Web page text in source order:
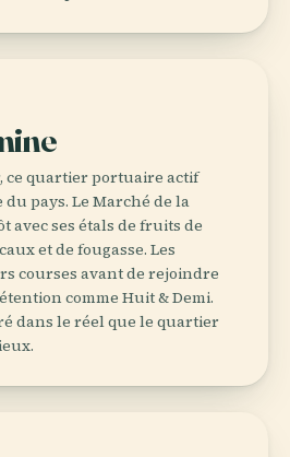
ce quartier portuaire actif
pays. Le Marché de la
avec ses étals de fruits de
et de fougasse. Les
courses avant de rejoindre
comme Huit & Demi.
dans le réel que le quartier